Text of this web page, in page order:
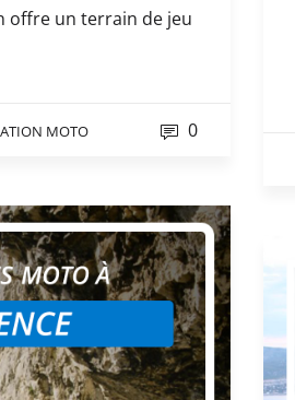
offre un terrain de jeu
MOTO 0